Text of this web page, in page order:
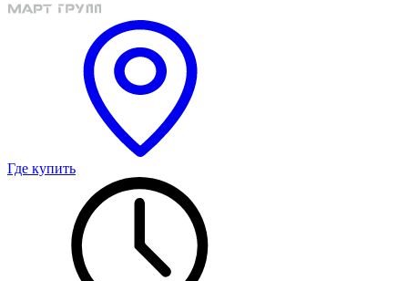
Где купить